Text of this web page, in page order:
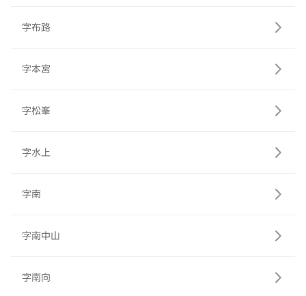
字布路
字本宮
字松峯
字水上
字南
字南中山
字南向